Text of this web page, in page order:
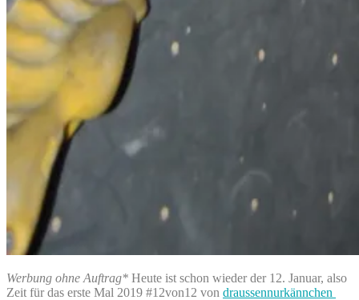
Werbung ohne Auftrag* Heute ist schon wieder der 12. Januar, also
Zeit für das erste Mal 2019 #12von12 von draussennurkännchen